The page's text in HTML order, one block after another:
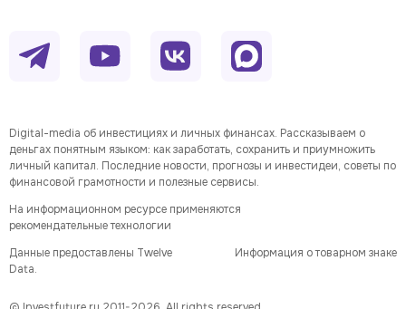
Digital-media об инвестициях и личных финансах. Рассказываем о
деньгах понятным языком: как заработать, сохранить и приумножить
личный капитал. Последние новости, прогнозы и инвестидеи, советы по
финансовой грамотности и полезные сервисы.
На информационном ресурсе применяются
рекомендательные технологии
Данные предоставлены Twelve
Data.
Информация о товарном знаке